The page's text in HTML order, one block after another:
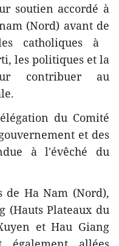
soutien accordé à
(Nord) avant de
​catholiques à
les politiques ​et ​la
contribuer au
du Comité
et des
à l'évêché du
de Ha Nam (Nord),
(Hauts Plateaux du
et Hau Giang